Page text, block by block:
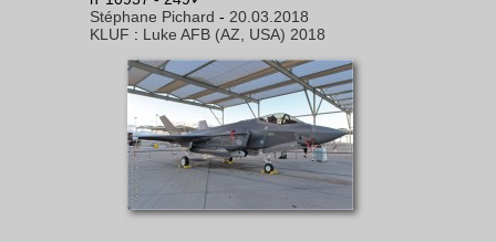
Stéphane Pichard - 20.03.2018
KLUF : Luke AFB (AZ, USA) 2018